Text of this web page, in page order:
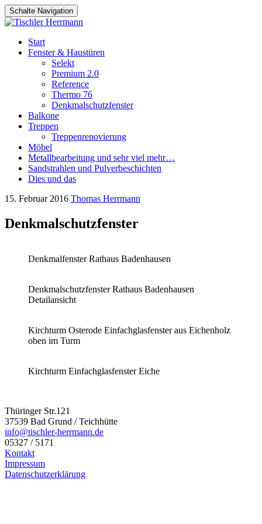
Schalte Navigation
Zum
Inhalt
Start
Fenster & Haustüren
Selekt
Premium 2.0
Reference
Thermo 76
Denkmalschutzfenster
Balkone
Treppen
Treppenrenovierung
Möbel
Metallbearbeitung und sehr viel mehr…
Sandstrahlen und Pulverbeschichten
Dies und das
15. Februar 2016 Thomas Herrmann
Denkmalschutzfenster
Denkmalfenster Rathaus Badenhausen
Denkmalschutzfenster Rathaus Badenhausen
Detailansicht
Kirchturm Osterode Einfachglasfenster aus Eichenholz
oben im Turm
Kirchturm Einfachglasfenster Eiche
Thüringer Str.121
37539 Bad Grund / Teichhütte
info@tischler-herrmann.de
05327 / 5171
Kontakt
Impressum
Datenschutzerklärung